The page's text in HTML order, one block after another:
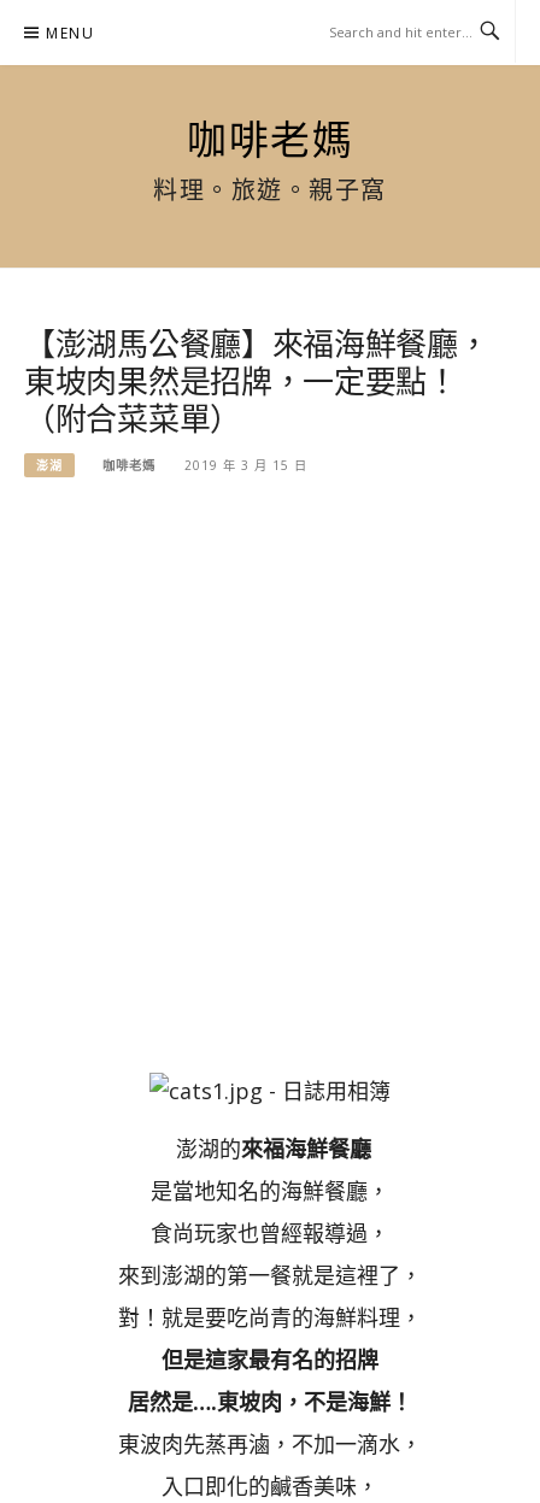
content
MENU
咖啡老媽
料理。旅遊。親子窩
【澎湖馬公餐廳】來福海鮮餐廳，
東坡肉果然是招牌，一定要點！
（附合菜菜單）
澎湖 咖啡老媽 2019 年 3 月 15 日
澎湖的來福海鮮餐廳
是當地知名的海鮮餐廳，
食尚玩家也曾經報導過，
來到澎湖的第一餐就是這裡了，
對！就是要吃尚青的海鮮料理，
但是這家最有名的招牌
居然是….東坡肉，不是海鮮！
東波肉先蒸再滷，不加一滴水，
入口即化的鹹香美味，